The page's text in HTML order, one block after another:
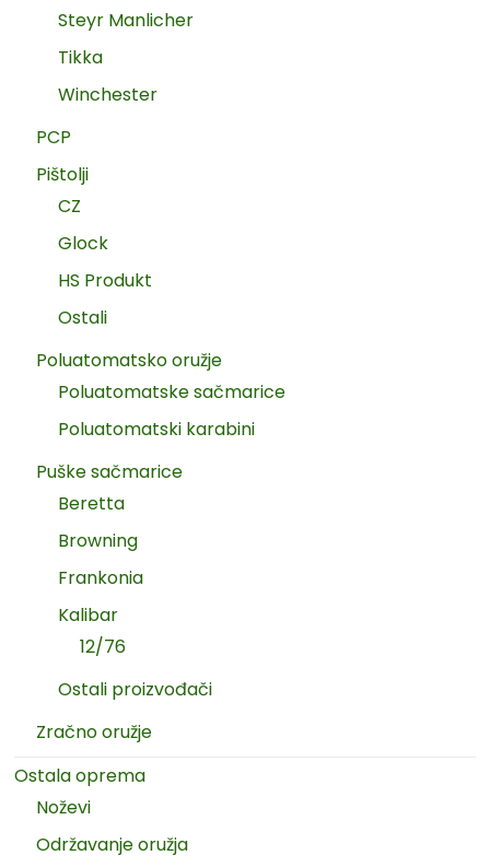
Steyr Manlicher
Tikka
Winchester
PCP
Pištolji
CZ
Glock
HS Produkt
Ostali
Poluatomatsko oružje
Poluatomatske sačmarice
Poluatomatski karabini
Puške sačmarice
Beretta
Browning
Frankonia
Kalibar
12/76
Ostali proizvođači
Zračno oružje
Ostala oprema
Noževi
Održavanje oružja